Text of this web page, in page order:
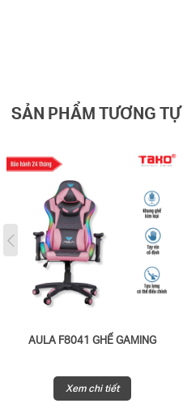
SẢN PHẨM TƯƠNG TỰ
AULA F8041 GHẾ GAMING
Xem chi tiết